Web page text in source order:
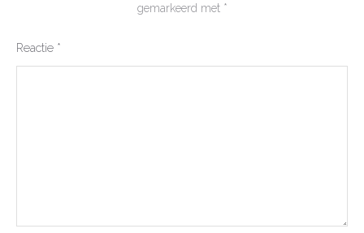
gemarkeerd met *
Reactie *